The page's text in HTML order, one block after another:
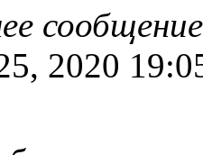
сообщение
2020